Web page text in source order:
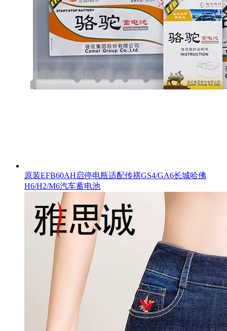
原装EFB60AH启停电瓶适配传祺GS4/GA6长城哈佛
H6/H2/M6汽车蓄电池